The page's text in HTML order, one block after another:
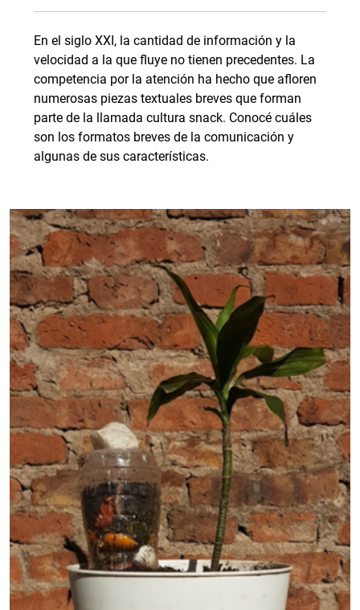
En el siglo XXI, la cantidad de información y la
velocidad a la que fluye no tienen precedentes. La
competencia por la atención ha hecho que afloren
numerosas piezas textuales breves que forman
parte de la llamada cultura snack. Conocé cuáles
son los formatos breves de la comunicación y
algunas de sus características.